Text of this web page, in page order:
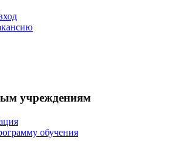
учреждениям
обучения